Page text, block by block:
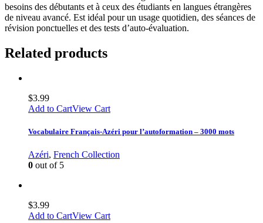
besoins des débutants et à ceux des étudiants en langues étrangères
de niveau avancé. Est idéal pour un usage quotidien, des séances de
révision ponctuelles et des tests d’auto-évaluation.
Related products
$3.99
Add to CartView Cart
Vocabulaire Français-Azéri pour l’autoformation – 3000 mots
Azéri, French Collection
0 out of 5
$3.99
Add to CartView Cart